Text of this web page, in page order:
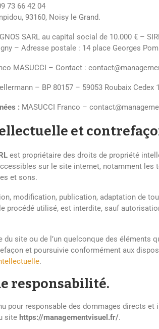
73 66 42 04
93160, Noisy le Grand.
SARL au capital social de 10.000 € –
– Adresse postale : 14 place Georges
MASUCCI – Contact :
– BP 80157 – 59053 Roubaix Cedex
: MASUCCI Franco –
et
est propriétaire des droits de propriété
sur le site internet, notamment les
et sons.
modification, publication, adaptation de
procédé utilisé, est interdite, sauf
site ou de l’un quelconque des éléments
et poursuivie conformément aux
.
responsabilité.
pour responsable des dommages directs et
site https://managementvisuel.fr/.